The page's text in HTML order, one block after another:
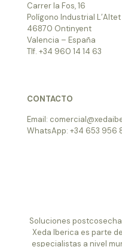
Carrer la Fos, 16
Polígono Industrial L’Altet
46870 Ontinyent
Valencia – España
Tlf. +34 960 14 14 63
CONTACTO
Email:
WhatsApp: +34 653 956
Soluciones
Xeda Iberica es parte del
especialistas a nivel